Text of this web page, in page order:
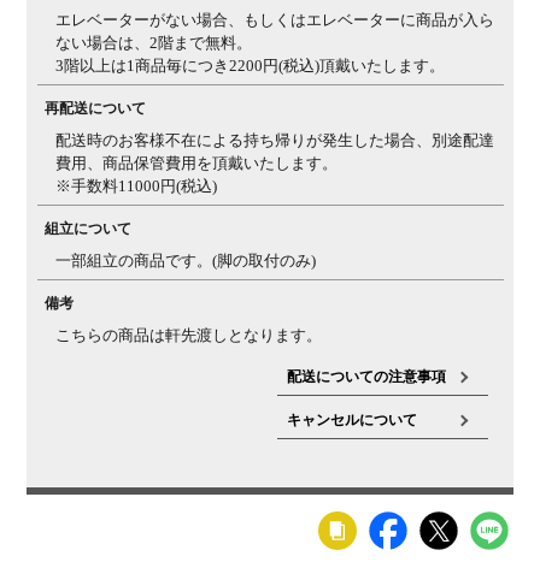
エレベーターがない場合、もしくはエレベーターに商品が入ら
ない場合は、2階まで無料。
3階以上は1商品毎につき2200円(税込)頂戴いたします。
再配送について
配送時のお客様不在による持ち帰りが発生した場合、別途配達
費用、商品保管費用を頂戴いたします。
※手数料11000円(税込)
組立について
一部組立の商品です。(脚の取付のみ)
備考
こちらの商品は軒先渡しとなります。
配送についての注意事項
キャンセルについて